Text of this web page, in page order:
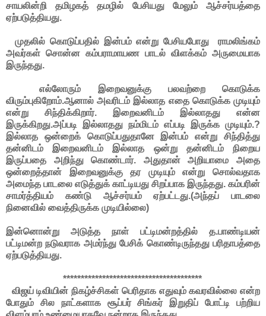
சாயலின்றி தமிழகத் தமழில் பேசியது மேலும் ஆச்சர்யத்தை
ஏற்படுத்தியது.
முதலில் கொடுப்பதில் இன்பம் என்று பேசியபோது ராமலிங்கம்
அவர்கள் சொன்ன கம்பராமாயண பாடல் விளக்கம் அருமையாக
இருந்தது.
எல்லோரும் இறைவனுக்கு பலவற்றை கொடுக்க
விரும்புகிறோம்.ஆனால் அவரிடம் இல்லாத எதை கொடுக்க முடியும்
என்று சிந்திக்கிறார். இறைவனிடம் இல்லாதது என்ன
இருக்கிறது.அப்படி இல்லாதது நம்மிடம் எப்படி இருக்க முடியும்.?
இல்லாத ஒன்றைக் கொடுப்பதுதானே இன்பம் என்று சிந்தித்து
தன்னிடம் இறைவனிடம் இல்லாத ஒன்று தன்னிடம் நிறைய
இருப்பதை அறிந்து கொண்டார். அதுதான் அறியாமை அதை
ஒன்றைத்தான் இறைவனுக்கு தர முடியும் என்று சொல்வதாக
அமைந்த பாடலை எடுத்துக் காட்டியது சிறப்பாக இருந்தது. கம்பரின்
சாமர்த்தியம் கண்டு ஆச்சர்யம் ஏற்பட்டது.(அந்தப் பாடலை
நினைவில் வைத்திருக்க முடியில்லை)
இன்னொன்று அடுத்த நாள் பட்டிமன்றத்தில் த.பாண்டியன்
பட்டிமன்ற நடுவராக அமர்ந்து பேசிக் கொண்டிருந்தது பரிதாபத்தை
ஏற்படுத்தியது.
***************************************
விஜய் டிவியின் நிகழ்ச்சிகள் பெரிதாக எதுவும் கவரவில்லை என்ற
போதும் சில நாட்களாக சூப்பர் சிங்கர் இறுதிப் போட்டி பற்றிய